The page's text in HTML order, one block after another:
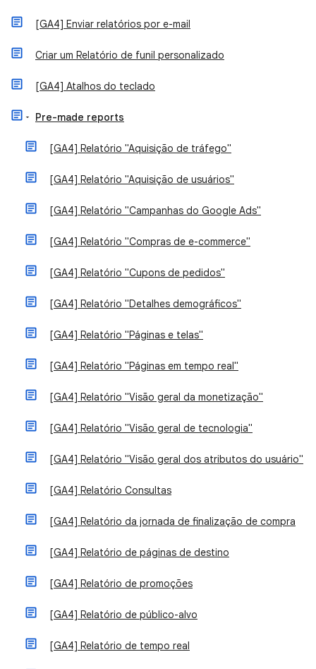
[GA4] Enviar relatórios por e-mail
Criar um Relatório de funil personalizado
[GA4] Atalhos do teclado
Pre-made reports
[GA4] Relatório "Aquisição de tráfego"
[GA4] Relatório "Aquisição de usuários"
[GA4] Relatório "Campanhas do Google Ads"
[GA4] Relatório "Compras de e-commerce"
[GA4] Relatório "Cupons de pedidos"
[GA4] Relatório "Detalhes demográficos"
[GA4] Relatório "Páginas e telas"
[GA4] Relatório "Páginas em tempo real"
[GA4] Relatório "Visão geral da monetização"
[GA4] Relatório "Visão geral de tecnologia"
[GA4] Relatório "Visão geral dos atributos do usuário"
[GA4] Relatório Consultas
[GA4] Relatório da jornada de finalização de compra
[GA4] Relatório de páginas de destino
[GA4] Relatório de promoções
[GA4] Relatório de público-alvo
[GA4] Relatório de tempo real